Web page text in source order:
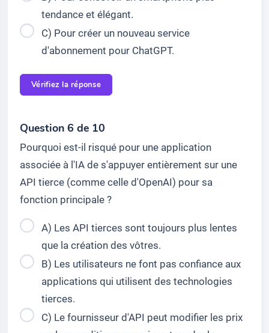
tendance et élégant.
C) Pour créer un nouveau service
d'abonnement pour ChatGPT.
Vérifiez la réponse
Question 6 de 10
Pourquoi est-il risqué pour une application
associée à l'IA de s'appuyer entièrement sur une
API tierce (comme celle d'OpenAI) pour sa
fonction principale ?
A) Les API tierces sont toujours plus lentes
que la création des vôtres.
B) Les utilisateurs ne font pas confiance aux
applications qui utilisent des technologies
tierces.
C) Le fournisseur d'API peut modifier les prix